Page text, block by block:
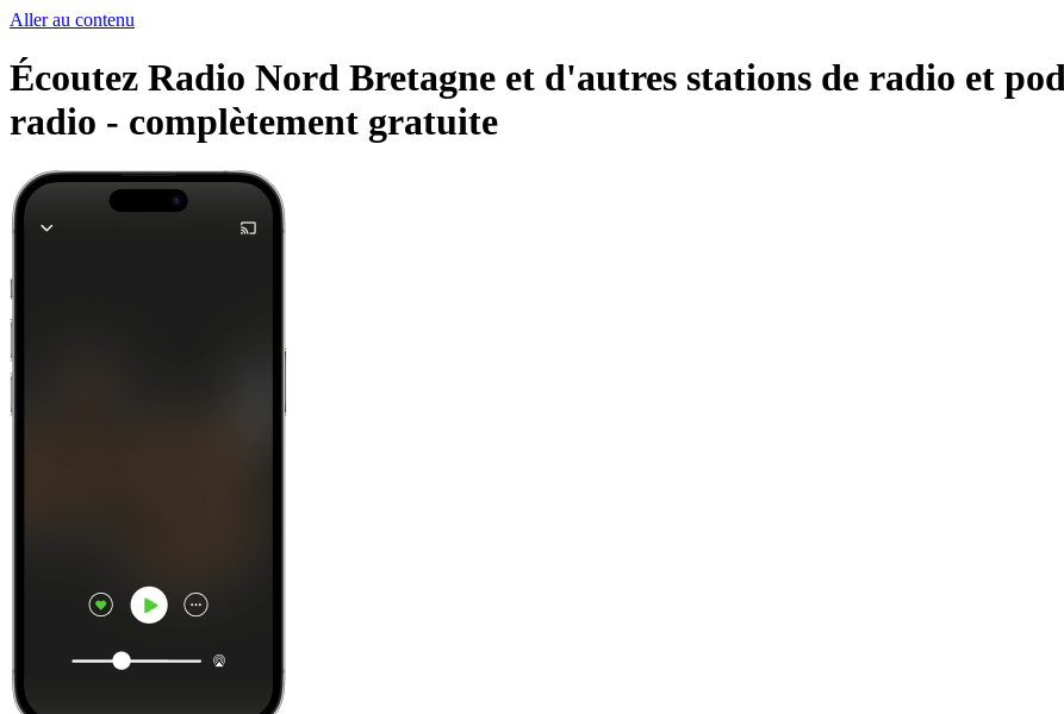
Aller au contenu
Écoutez Radio Nord Bretagne et d'autres stations de radio et
radio - complètement gratuite